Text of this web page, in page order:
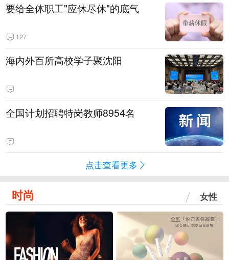
要给全体职工"应休尽休"的底气
127
海内外百所高校学子聚沈阳
全国计划招聘特岗教师8954名
点击查看更多
时尚 女性